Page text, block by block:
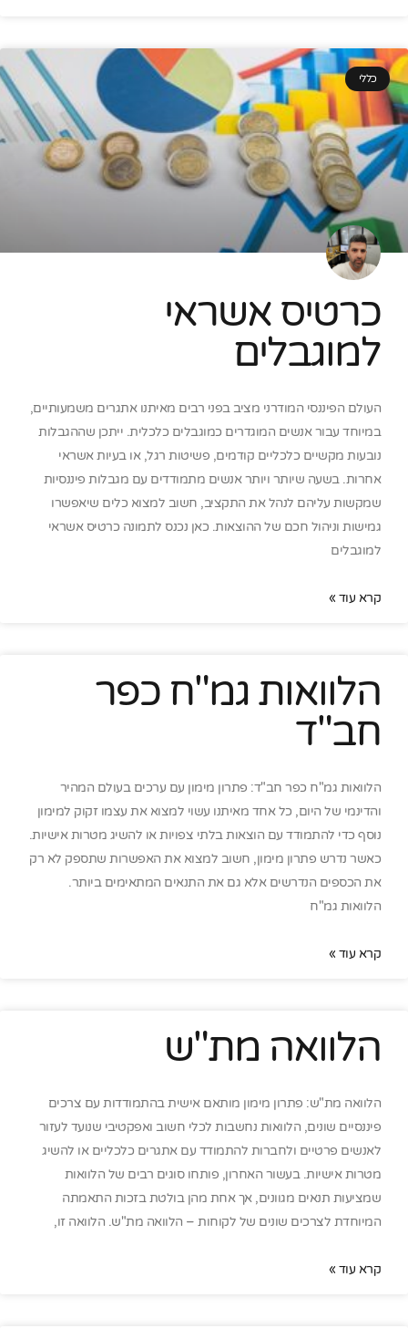
כללי
כרטיס אשראי
למוגבלים
העולם הפיננסי המודרני מציב בפני רבים מאיתנו אתגרים משמעותיים,
במיוחד עבור אנשים המוגדרים כמוגבלים כלכלית. ייתכן שההגבלות
נובעות מקשיים כלכליים קודמים, פשיטות רגל, או בעיות אשראי
אחרות. בשעה שיותר ויותר אנשים מתמודדים עם מגבלות פיננסיות
שמקשות עליהם לנהל את התקציב, חשוב למצוא כלים שיאפשרו
גמישות וניהול חכם של ההוצאות. כאן נכנס לתמונה כרטיס אשראי
למוגבלים
קרא עוד »
הלוואות גמ"ח כפר
חב"ד
הלוואות גמ"ח כפר חב"ד: פתרון מימון עם ערכים בעולם המהיר
והדינמי של היום, כל אחד מאיתנו עשוי למצוא את עצמו זקוק למימון
נוסף כדי להתמודד עם הוצאות בלתי צפויות או להשיג מטרות אישיות.
כאשר נדרש פתרון מימון, חשוב למצוא את האפשרות שתספק לא רק
את הכספים הנדרשים אלא גם את התנאים המתאימים ביותר.
הלוואות גמ"ח
קרא עוד »
הלוואה מת"ש
הלוואה מת"ש: פתרון מימון מותאם אישית בהתמודדות עם צרכים
פיננסיים שונים, הלוואות נחשבות לכלי חשוב ואפקטיבי שנועד לעזור
לאנשים פרטיים ולחברות להתמודד עם אתגרים כלכליים או להשיג
מטרות אישיות. בעשור האחרון, פותחו סוגים רבים של הלוואות
שמציעות תנאים מגוונים, אך אחת מהן בולטת בזכות התאמתה
המיוחדת לצרכים שונים של לקוחות – הלוואה מת"ש. הלוואה זו,
קרא עוד »